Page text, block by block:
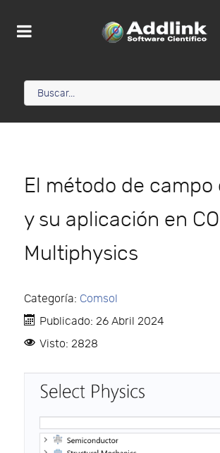
El método de campo
y su aplicación en
Multiphysics
Categoría: Comsol
Publicado: 26 Abril 2024
Visto: 2828